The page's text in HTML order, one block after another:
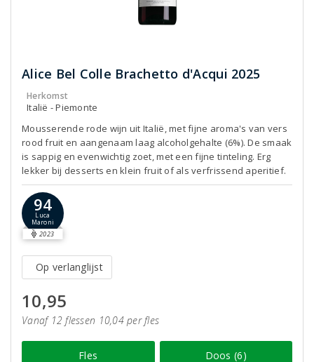
Alice Bel Colle Brachetto d'Acqui 2025
Herkomst
Italië - Piemonte
Mousserende rode wijn uit Italië, met fijne aroma's van vers
rood fruit en aangenaam laag alcoholgehalte (6%). De smaak
is sappig en evenwichtig zoet, met een fijne tinteling. Erg
lekker bij desserts en klein fruit of als verfrissend aperitief.
94
Luca
Maroni
2023
Op verlanglijst
10,95
Vanaf 12 flessen 10,04 per fles
Fles Doos (6)